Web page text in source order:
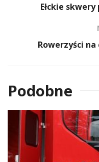
Ełckie
Rowerzyści
Podobne